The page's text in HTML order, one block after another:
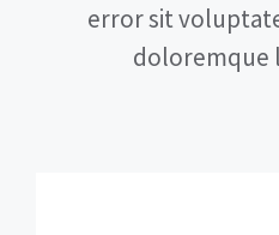
error sit
doloremque